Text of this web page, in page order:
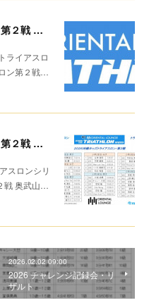
2026 沖縄キッズトライアスロン・第２戦 リザルト
ライアスロ
ン第２戦…
2026 沖縄キッズトライアスロン・第２戦 トライアスロン リザルト
スロンシリ
戦 奥武山…
2026.02.02 09:00
2026 チャレンジ記録会・リ
ザルト